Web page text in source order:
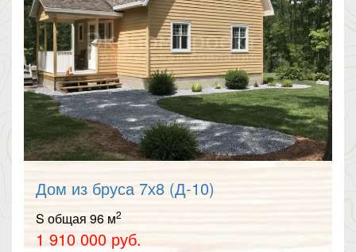
Дом из бруса 7х8 (Д-10)
S общая 96 м2
1 910 000 руб.